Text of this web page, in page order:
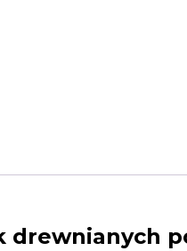
drewnianych